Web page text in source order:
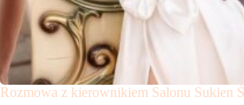
Rozmowa z kierownikiem Salonu Sukien